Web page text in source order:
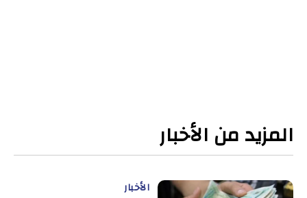
المزيد من الأخبار
الأخبار